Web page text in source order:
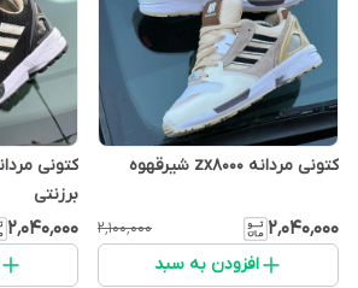
کتونی مردانه zx8000 شیرقهوه
۲٬۰۴۰٬۰۰۰ ۲٬۱۰۰٬۰۰۰
افزودن به سبد
برزنتی
۲٬۰۴۰٬۰۰۰